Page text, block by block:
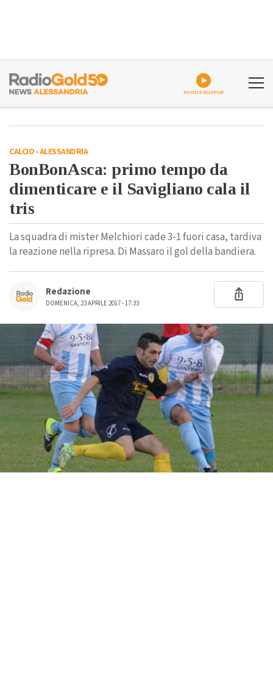
ASCOLTA GOLDPLAY
CALCIO-ALESSANDRIA
BonBonAsca: primo tempo da
dimenticare e il Savigliano cala il
tris
La squadra di mister Melchiori cade 3-1 fuori casa, tardiva
la reazione nella ripresa. Di Massaro il gol della bandiera.
Redazione
DOMENICA, 23 APRILE 2017 - 17:33